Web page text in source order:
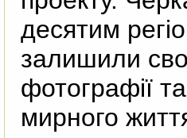
десятим
залишили
фотографії
мирного